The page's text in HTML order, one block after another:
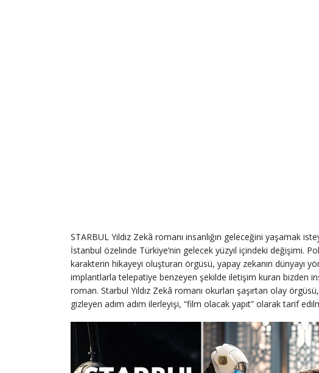
STARBUL Yıldız Zekâ romanı insanlığın geleceğini yaşamak
İstanbul özelinde Türkiye’nin gelecek yüzyıl içindeki değişimi.
karakterin hikayeyi oluşturan örgüsü, yapay zekanın dünyayı
implantlarla telepatiye benzeyen şekilde iletişim kuran bizden
roman. Starbul Yıldız Zekâ romanı okurları şaşırtan olay
gizleyen adım adım ilerleyişi, “film olacak yapıt” olarak tarif